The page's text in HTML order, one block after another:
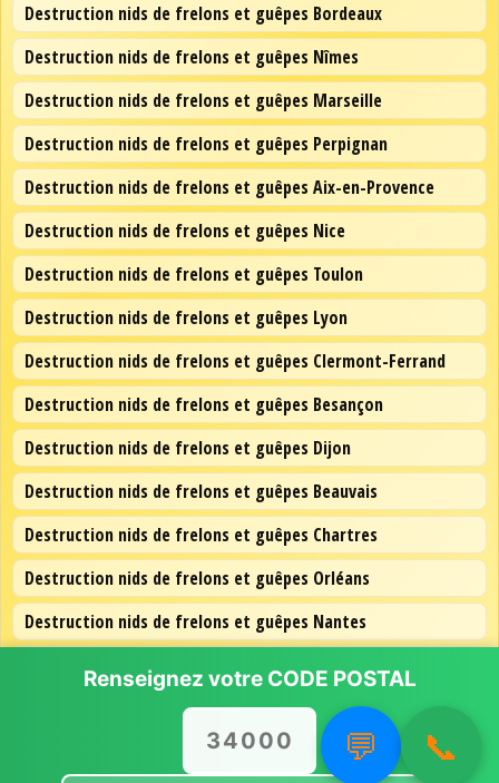
Nous utilisons des cookies
pour vous offrir la meilleure
expérience sur notre site.
Vous pouvez en savoir plus
sur les cookies que nous
utilisons ou les désactiver
Destruction nids de frelons et guêpes Bordeaux
Destruction nids de frelons et guêpes Nîmes
Destruction nids de frelons et guêpes Marseille
Destruction nids de frelons et guêpes Perpignan
Destruction nids de frelons et guêpes Aix-en-Provence
Destruction nids de frelons et guêpes Nice
Destruction nids de frelons et guêpes Toulon
Destruction nids de frelons et guêpes Lyon
Destruction nids de frelons et guêpes Clermont-Ferrand
Destruction nids de frelons et guêpes Besançon
Destruction nids de frelons et guêpes Dijon
Destruction nids de frelons et guêpes Beauvais
Destruction nids de frelons et guêpes Chartres
Destruction nids de frelons et guêpes Orléans
Destruction nids de frelons et guêpes Nantes
Destruction nids de frelons et guêpes Lille
Destruction nids de frelons et guêpes Paris
💬 📞
Renseignez votre CODE POSTAL